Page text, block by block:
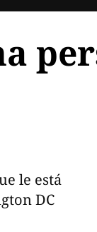
le está
DC